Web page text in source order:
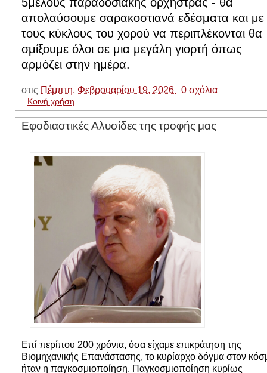
απολαύσουμε σαρακοστιανά εδέσματα και με
τους κύκλους του χορού να περιπλέκονται θα
σμίξουμε όλοι σε μια μεγάλη γιορτή όπως
αρμόζει στην ημέρα.
στις Πέμπτη, Φεβρουαρίου 19, 2026 0 σχόλια
Κοινή χρήση
Εφοδιαστικές Αλυσίδες της τροφής μας
Επί περίπου 200 χρόνια, όσα είχαμε επικράτηση της
Βιομηχανικής Επανάστασης, το κυρίαρχο δόγμα στον
ήταν η παγκοσμιοποίηση. Παγκοσμιοποίηση κυρίως